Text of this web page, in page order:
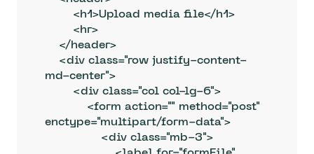
md-center">
enctype="multipart/form-data">